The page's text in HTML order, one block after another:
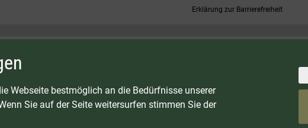
Erklärung zur Barrierefreiheit
Nicht mit anderen Gutscheinaktionen kombinierbar. Nur gültig für Fleischwölfe und ausgewählte
Webseite bestmöglich an die Bedürfnisse unserer
Sie auf der Seite weitersurfen stimmen Sie der